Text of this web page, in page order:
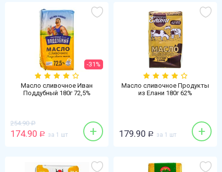
-31%
Масло сливочное Иван
Поддубный 180г 72,5%
254.90 Р
174.90 Р за 1 шт +
Масло сливочное Продукты
из Елани 180г 62%
179.90 Р за 1 шт +